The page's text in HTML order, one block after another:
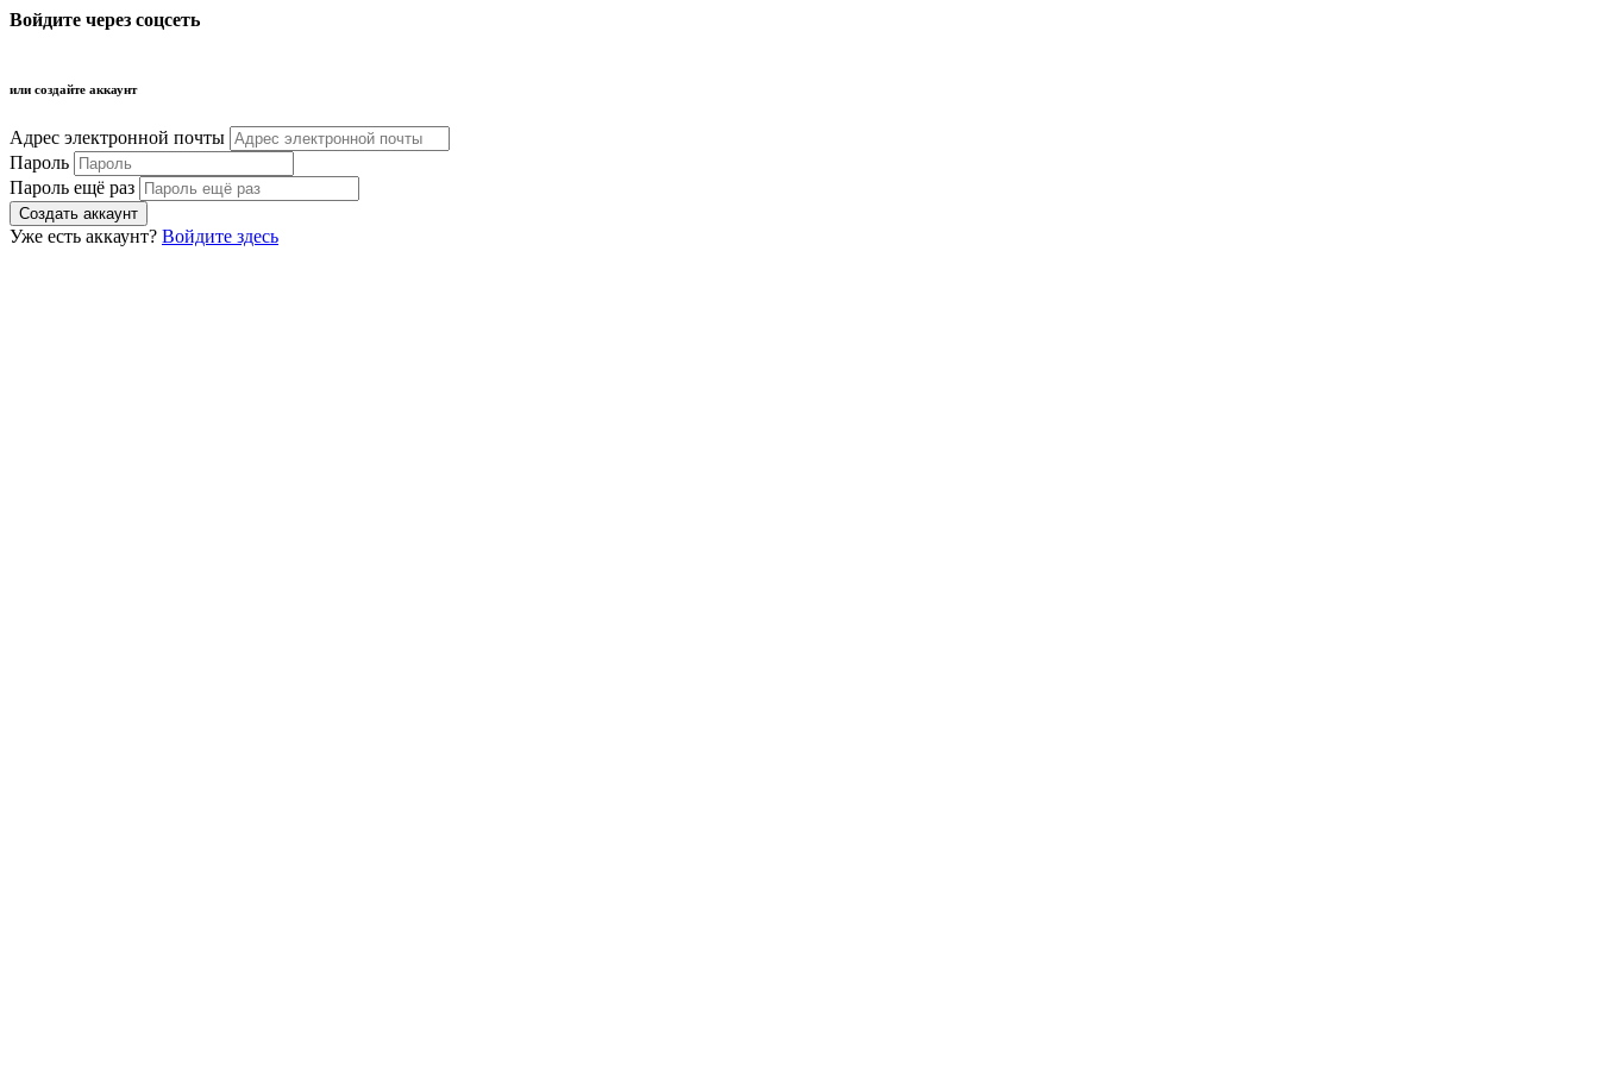
Войдите через соцсеть
или создайте аккаунт
Адрес электронной почты
Пароль
Пароль ещё раз
Уже есть аккаунт? Войдите здесь